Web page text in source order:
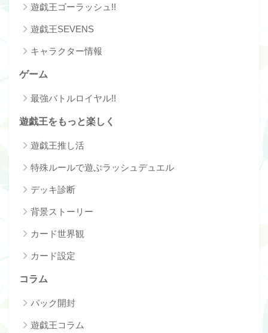
遊戯王ゴーラッシュ!!
遊戯王SEVENS
キャラクター情報
ゲーム
最強バトルロイヤル!!
遊戯王をもっと楽しく
遊戯王推し活
特殊ルールで遊ぶラッシュデュエル
デッキ診断
背景ストーリー
カード世界観
カード設定
コラム
パック開封
遊戯王コラム